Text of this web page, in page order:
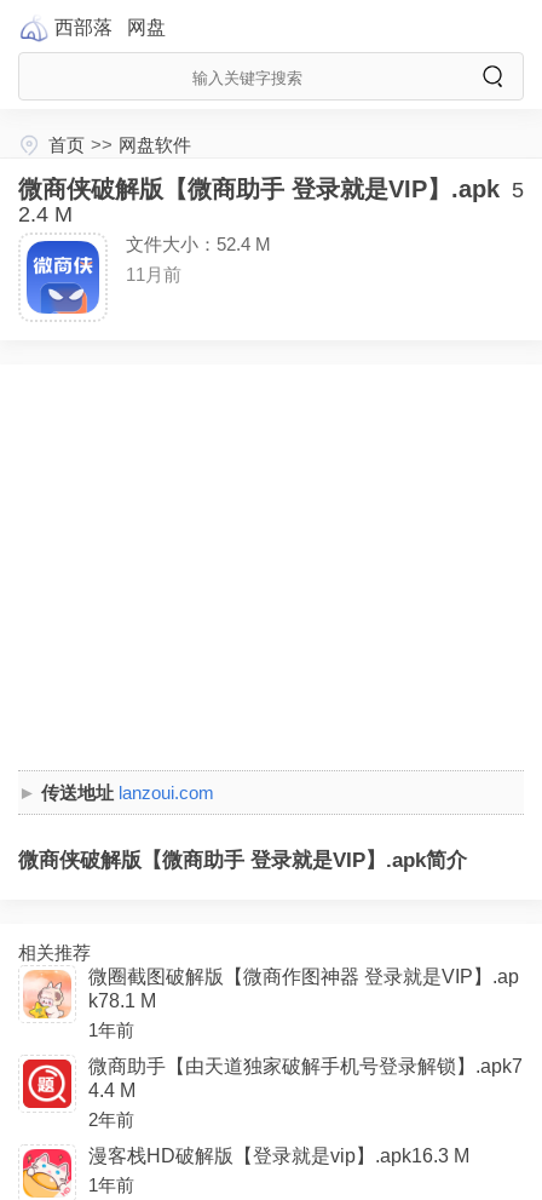
西部落 网盘
首页 >> 网盘软件
微商侠破解版【微商助手 登录就是VIP】.apk 5
2.4 M
文件大小：52.4 M
11月前
传送地址 lanzoui.com
微商侠破解版【微商助手 登录就是VIP】.apk简介
相关推荐
微圈截图破解版【微商作图神器 登录就是VIP】.ap
k78.1 M
1年前
微商助手【由天道独家破解手机号登录解锁】.apk7
4.4 M
2年前
漫客栈HD破解版【登录就是vip】.apk16.3 M
1年前